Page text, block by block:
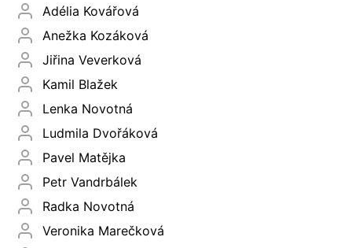
Adélia Kovářová
Anežka Kozáková
Jiřina Veverková
Kamil Blažek
Lenka Novotná
Ludmila Dvořáková
Pavel Matějka
Petr Vandrbálek
Radka Novotná
Veronika Marečková